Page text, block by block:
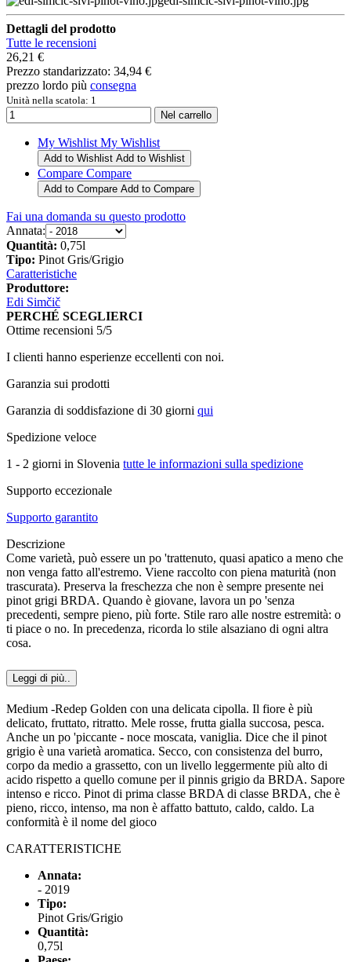
Dettagli del prodotto
Tutte le recensioni
26,21 €
Prezzo standarizzato: 34,94 €
prezzo lordo più consegna
Unità nella scatola: 1
My Wishlist My Wishlist
Add to Wishlist Add to Wishlist
Compare Compare
Add to Compare Add to Compare
Fai una domanda su questo prodotto
Annata:
Quantità: 0,75l
Tipo: Pinot Gris/Grigio
Caratteristiche
Produttore:
Edi Simčič
PERCHÉ SCEGLIERCI
Ottime recensioni 5/5
I clienti hanno esperienze eccellenti con noi.
Garanzia sui prodotti
Garanzia di soddisfazione di 30 giorni qui
Spedizione veloce
1 - 2 giorni in Slovenia tutte le informazioni sulla spedizione
Supporto eccezionale
Supporto garantito
Descrizione
Come varietà, può essere un po 'trattenuto, quasi apatico a meno che
non venga fatto all'estremo. Viene raccolto con piena maturità (non
trascurata). Preserva la freschezza che non è sempre presente nei
pinot grigi BRDA. Quando è giovane, lavora un po 'senza
precedenti, sempre pieno, più forte. Stile raro alle nostre estremità: o
ti piace o no. In precedenza, ricorda lo stile alsaziano di ogni altra
cosa.
Leggi di più..
Medium -Redep Golden con una delicata cipolla. Il fiore è più
delicato, fruttato, ritratto. Mele rosse, frutta gialla succosa, pesca.
Anche un po 'piccante - noce moscata, vaniglia. Dice che il pinot
grigio è una varietà aromatica. Secco, con consistenza del burro,
corpo da medio a grassetto, con un livello leggermente più alto di
acido rispetto a quello comune per il pinnis grigio da BRDA. Sapore
intenso e ricco. Pinot di prima classe BRDA di classe BRDA, che è
pieno, ricco, intenso, ma non è affatto battuto, caldo, caldo. La
conformità è il nome del gioco
CARATTERISTICHE
Annata:
- 2019
Tipo:
Pinot Gris/Grigio
Quantità:
0,75l